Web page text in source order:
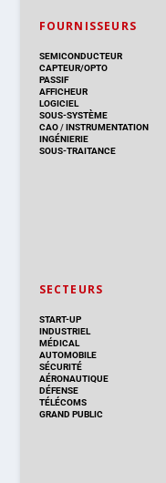
FOURNISSEURS
SEMICONDUCTEUR
CAPTEUR/OPTO
PASSIF
AFFICHEUR
LOGICIEL
SOUS-SYSTÈME
CAO/INSTRUMENTATION
INGÉNIERIE
SOUS-TRAITANCE
SECTEURS
START-UP
INDUSTRIEL
MÉDICAL
AUTOMOBILE
SÉCURITÉ
AÉRONAUTIQUE
DÉFENSE
TÉLÉCOMS
GRAND PUBLIC